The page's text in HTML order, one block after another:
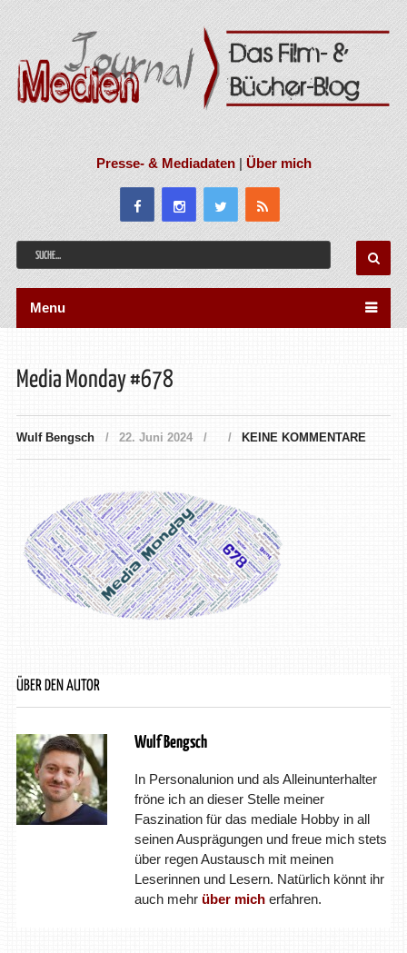
Presse- & Mediadaten|Über mich
Menu
Media Monday #678
Wulf Bengsch 22. Juni 2024 KEINE KOMMENTARE
ÜBER DEN AUTOR
Wulf Bengsch
In Personalunion und als Alleinunterhalter
fröne ich an dieser Stelle meiner
Faszination für das mediale Hobby in all
seinen Ausprägungen und freue mich stets
über regen Austausch mit meinen
Leserinnen und Lesern. Natürlich könnt ihr
auch mehr über micherfahren.